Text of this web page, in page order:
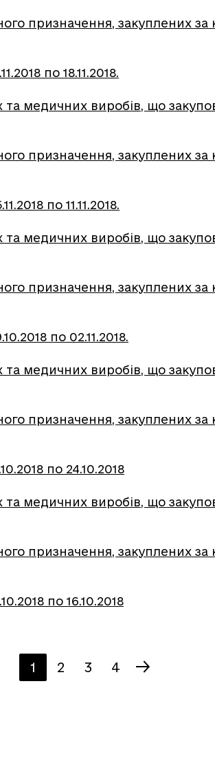
призначення, закуплених
по 18.11.2018.
медичних виробів, що
призначення, закуплених
по 11.11.2018.
медичних виробів, що
призначення, закуплених
по 02.11.2018.
та медичних виробів, що
призначення, закуплених
по 24.10.2018
та медичних виробів, що
призначення, закуплених
по 16.10.2018
1 2 3 4